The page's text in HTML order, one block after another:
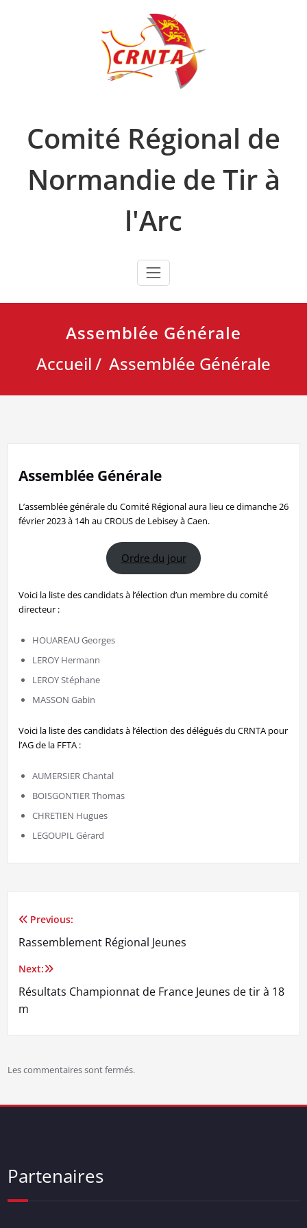
Comité Régional de
Normandie de Tir à
l'Arc
Assemblée Générale
Accueil
Assemblée Générale
Assemblée Générale
L’assemblée générale du Comité Régional aura lieu ce dimanche 26
février 2023 à 14h au CROUS de Lebisey à Caen.
Ordre du jour
Voici la liste des candidats à l’élection d’un membre du comité
directeur :
HOUAREAU Georges
LEROY Hermann
LEROY Stéphane
MASSON Gabin
Voici la liste des candidats à l’élection des délégués du CRNTA pour
l’AG de la FFTA :
AUMERSIER Chantal
BOISGONTIER Thomas
CHRETIEN Hugues
LEGOUPIL Gérard
Navigation
de
l’article
Previous:
Rassemblement Régional Jeunes
Next:
Résultats Championnat de France Jeunes de tir à 18
m
Les commentaires sont fermés.
Partenaires